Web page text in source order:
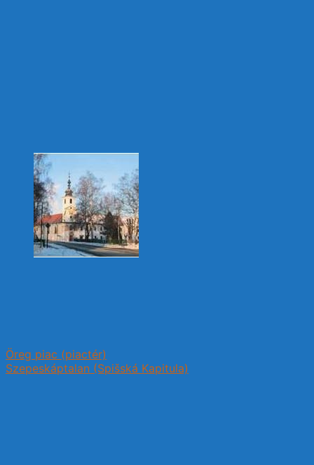
Öreg piac (piactér)
Szepeskáptalan (Spišská Kapitula)